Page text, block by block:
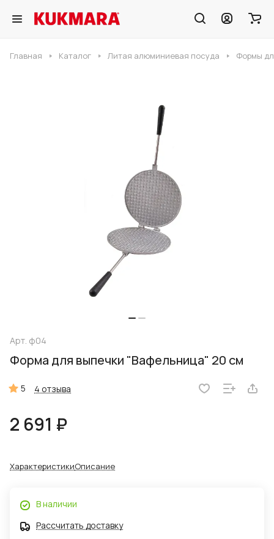
Главная Каталог Литая алюминиевая посуда Формы
Арт. ф04
Форма для выпечки "Вафельница" 20 см
5 4 отзыва
2 691 ₽
ХарактеристикиОписание
В наличии
Рассчитать доставку